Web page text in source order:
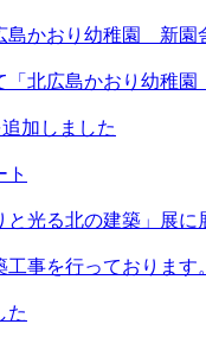
島かおり幼稚園 新園
「北広島かおり幼稚
加しました
光る北の建築」展に
事を行っております。
た